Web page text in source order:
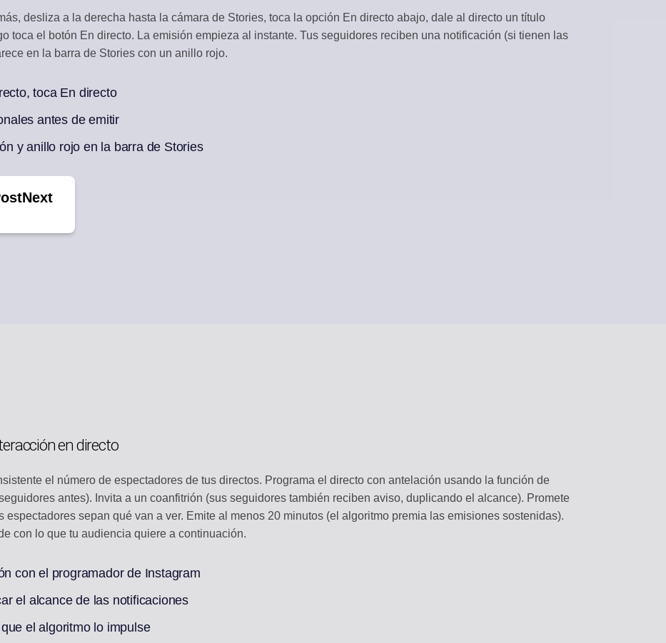
sociales
CURACIÓN DE CONTENIDO
Genera borradores desde feeds RSS
semana de publicaciones
desliza a la derecha hasta la cámara de Stories, toca la opción En directo abajo, dale al directo un título
toca el botón En directo. La emisión empieza al instante. Tus seguidores reciben una notificación (si tienen las
en la barra de Stories con un anillo rojo.
toca En directo
antes de emitir
y anillo rojo en la barra de Stories
en directo
el número de espectadores de tus directos. Programa el directo con antelación usando la función de
antes). Invita a un coanfitrión (sus seguidores también reciben aviso, duplicando el alcance). Promete
espectadores sepan qué van a ver. Emite al menos 20 minutos (el algoritmo premia las emisiones sostenidas).
con lo que tu audiencia quiere a continuación.
con el programador de Instagram
el alcance de las notificaciones
el algoritmo lo impulse